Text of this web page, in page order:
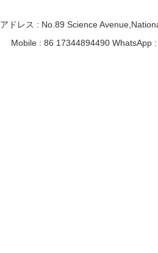
アドレス : No.89 Science
Mobile : 86 17344894490 WhatsApp